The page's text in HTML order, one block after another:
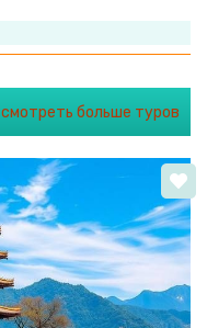
смотреть больше туров